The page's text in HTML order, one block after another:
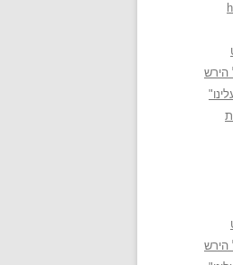
הירש
הירש